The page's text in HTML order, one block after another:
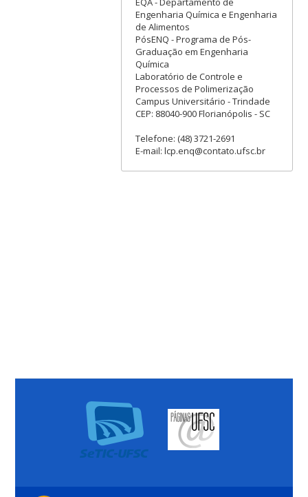
Engenharia Química e Engenharia
de Alimentos
PósENQ - Programa de Pós-
Graduação em Engenharia
Química
Laboratório de Controle e
Processos de Polimerização
Campus Universitário - Trindade
CEP: 88040-900 Florianópolis - SC
Telefone: (48) 3721-2691
E-mail: lcp.enq@contato.ufsc.br